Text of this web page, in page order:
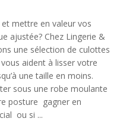
mettre en valeur vos
ajustée? Chez Lingerie &
une sélection de culottes
aident à lisser votre
une taille en moins.
sous une robe moulante
posture gagner en
ou si ...